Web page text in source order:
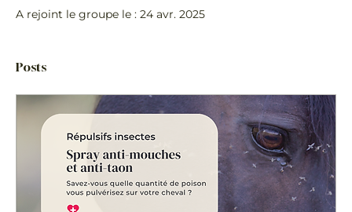
A rejoint le groupe le : 24 avr. 2025
Posts